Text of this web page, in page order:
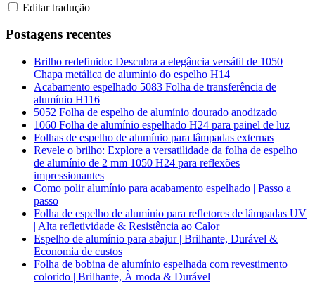
Editar tradução
Postagens recentes
Brilho redefinido: Descubra a elegância versátil de 1050
Chapa metálica de alumínio do espelho H14
Acabamento espelhado 5083 Folha de transferência de
alumínio H116
5052 Folha de espelho de alumínio dourado anodizado
1060 Folha de alumínio espelhado H24 para painel de luz
Folhas de espelho de alumínio para lâmpadas externas
Revele o brilho: Explore a versatilidade da folha de espelho
de alumínio de 2 mm 1050 H24 para reflexões
impressionantes
Como polir alumínio para acabamento espelhado | Passo a
passo
Folha de espelho de alumínio para refletores de lâmpadas UV
| Alta refletividade & Resistência ao Calor
Espelho de alumínio para abajur | Brilhante, Durável &
Economia de custos
Folha de bobina de alumínio espelhada com revestimento
colorido | Brilhante, À moda & Durável